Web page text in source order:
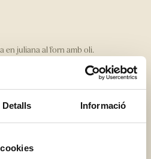
Detalls Informació
en juliana al forn amb oli.
cap de rap net i continueu-ho
deixeu-ho coure.
l'aigua, la sal i deixeu-ho
la picada i acabeu-ho de